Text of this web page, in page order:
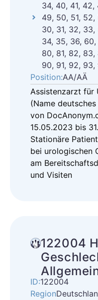
34, 40, 41,
49, 50, 51, 52,
30, 31, 32, 33,
34, 35, 36,
80, 81, 82,
90, 91, 92, 93,
Position:AA/AÄ
Assistenzarzt für
(Name
von
15.05.2023 bis
Stationäre
bei urologischen
am
und Visiten
122004
ID:122004
Region